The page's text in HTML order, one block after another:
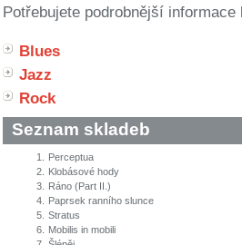
Potřebujete podrobnější
Blues
Jazz
Rock
Seznam skladeb
1.
Perceptua
2.
Klobásové hody
3.
Ráno (Part II.)
4.
Paprsek ranního slunce
5. Stratus
6.
Mobilis in mobili